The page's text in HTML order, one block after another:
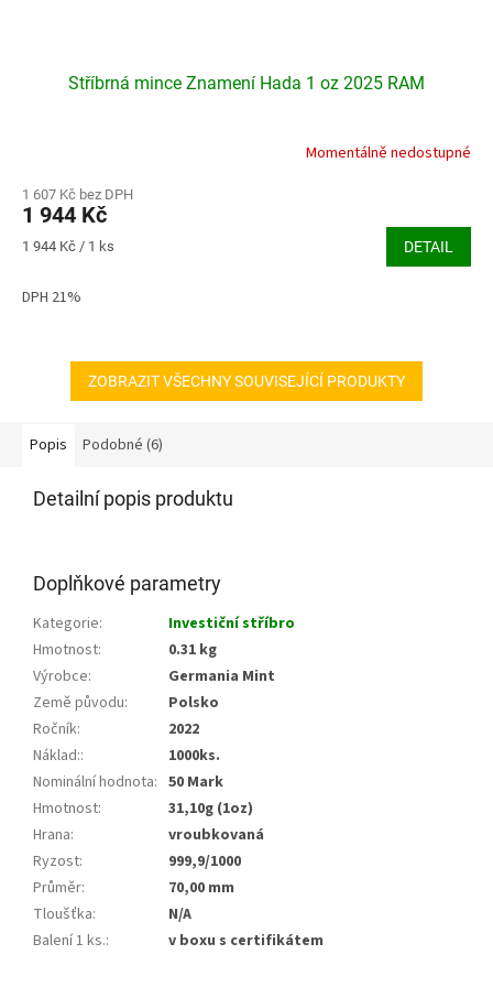
Stříbrná mince Znamení Hada 1 oz 2025 RAM
produktu
je
5,0
hvězdiček.
Momentálně nedostupné
1 607 Kč bez DPH
1 944 Kč
Měrná
1 944 Kč / 1 ks DETAIL
DPH 21%
ZOBRAZIT VŠECHNY SOUVISEJÍCÍ PRODUKTY
Popis Podobné (6)
Detailní popis produktu
Doplňkové parametry
Kategorie:
Investiční stříbro
Hmotnost:
0.31 kg
Výrobce:
Germania Mint
Země původu:
Polsko
Ročník:
2022
Náklad::
1000ks.
Nominální hodnota: 50 Mark
Hmotnost:
31,10g (1oz)
Hrana:
vroubkovaná
Ryzost:
999,9/1000
Průměr:
70,00 mm
Tloušťka:
N/A
Balení 1 ks.: v boxu s certifikátem